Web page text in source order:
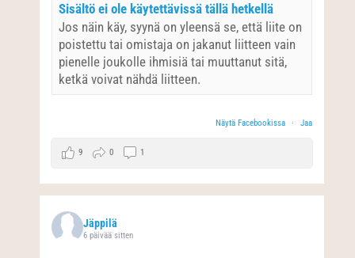
Sisältö ei ole käytettävissä tällä hetkellä
Jos näin käy, syynä on yleensä se, että liite on
poistettu tai omistaja on jakanut liitteen vain
pienelle joukolle ihmisiä tai muuttanut sitä,
ketkä voivat nähdä liitteen.
Näytä Facebookissa · Jaa
9 0 1
Jäppilä
6 päivää sitten